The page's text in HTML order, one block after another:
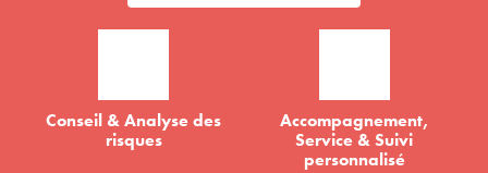
Conseil & Analyse des
risques
Accompagnement,
Service & Suivi
personnalisé